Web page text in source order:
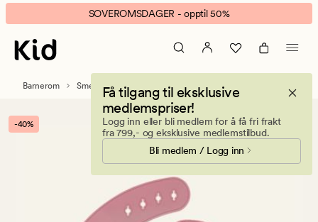
Mina
smekke
rosa
banner.
Klikk
ESCAPE
pause.
SOVEROMSDAGER - opptil 50%
Få tilgang til eksklusive
medlemspriser!
Logg inn eller bli medlem for å få fri frakt
fra 799,- og eksklusive medlemstilbud.
Bli medlem / Logg inn
Barnerom Smekker
-40%